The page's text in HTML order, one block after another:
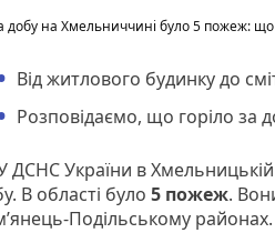
добу на Хмельниччині було 5 пожеж: що
Від житлового будинку до
Розповідаємо, що горіло за
ДСНС України в
В області було 5 пожеж.
Подільському районах.